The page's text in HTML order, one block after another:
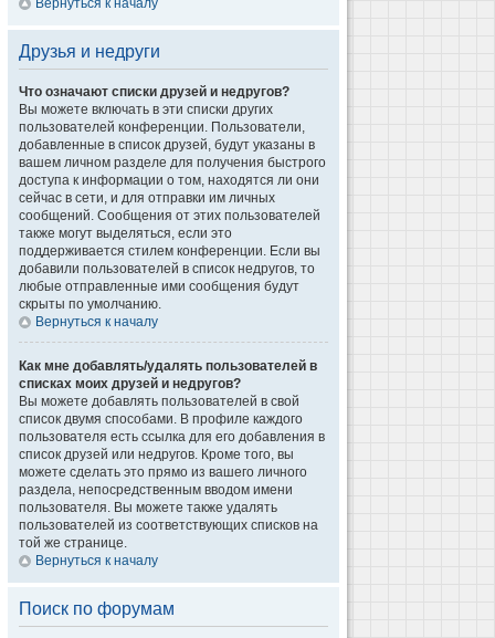
Вернуться к началу
Друзья и недруги
Что означают списки друзей и недругов?
Вы можете включать в эти списки других
пользователей конференции. Пользователи,
добавленные в список друзей, будут указаны в
вашем личном разделе для получения быстрого
доступа к информации о том, находятся ли они
сейчас в сети, и для отправки им личных
сообщений. Сообщения от этих пользователей
также могут выделяться, если это
поддерживается стилем конференции. Если вы
добавили пользователей в список недругов, то
любые отправленные ими сообщения будут
скрыты по умолчанию.
Вернуться к началу
Как мне добавлять/удалять пользователей в
списках моих друзей и недругов?
Вы можете добавлять пользователей в свой
список двумя способами. В профиле каждого
пользователя есть ссылка для его добавления в
список друзей или недругов. Кроме того, вы
можете сделать это прямо из вашего личного
раздела, непосредственным вводом имени
пользователя. Вы можете также удалять
пользователей из соответствующих списков на
той же странице.
Вернуться к началу
Поиск по форумам